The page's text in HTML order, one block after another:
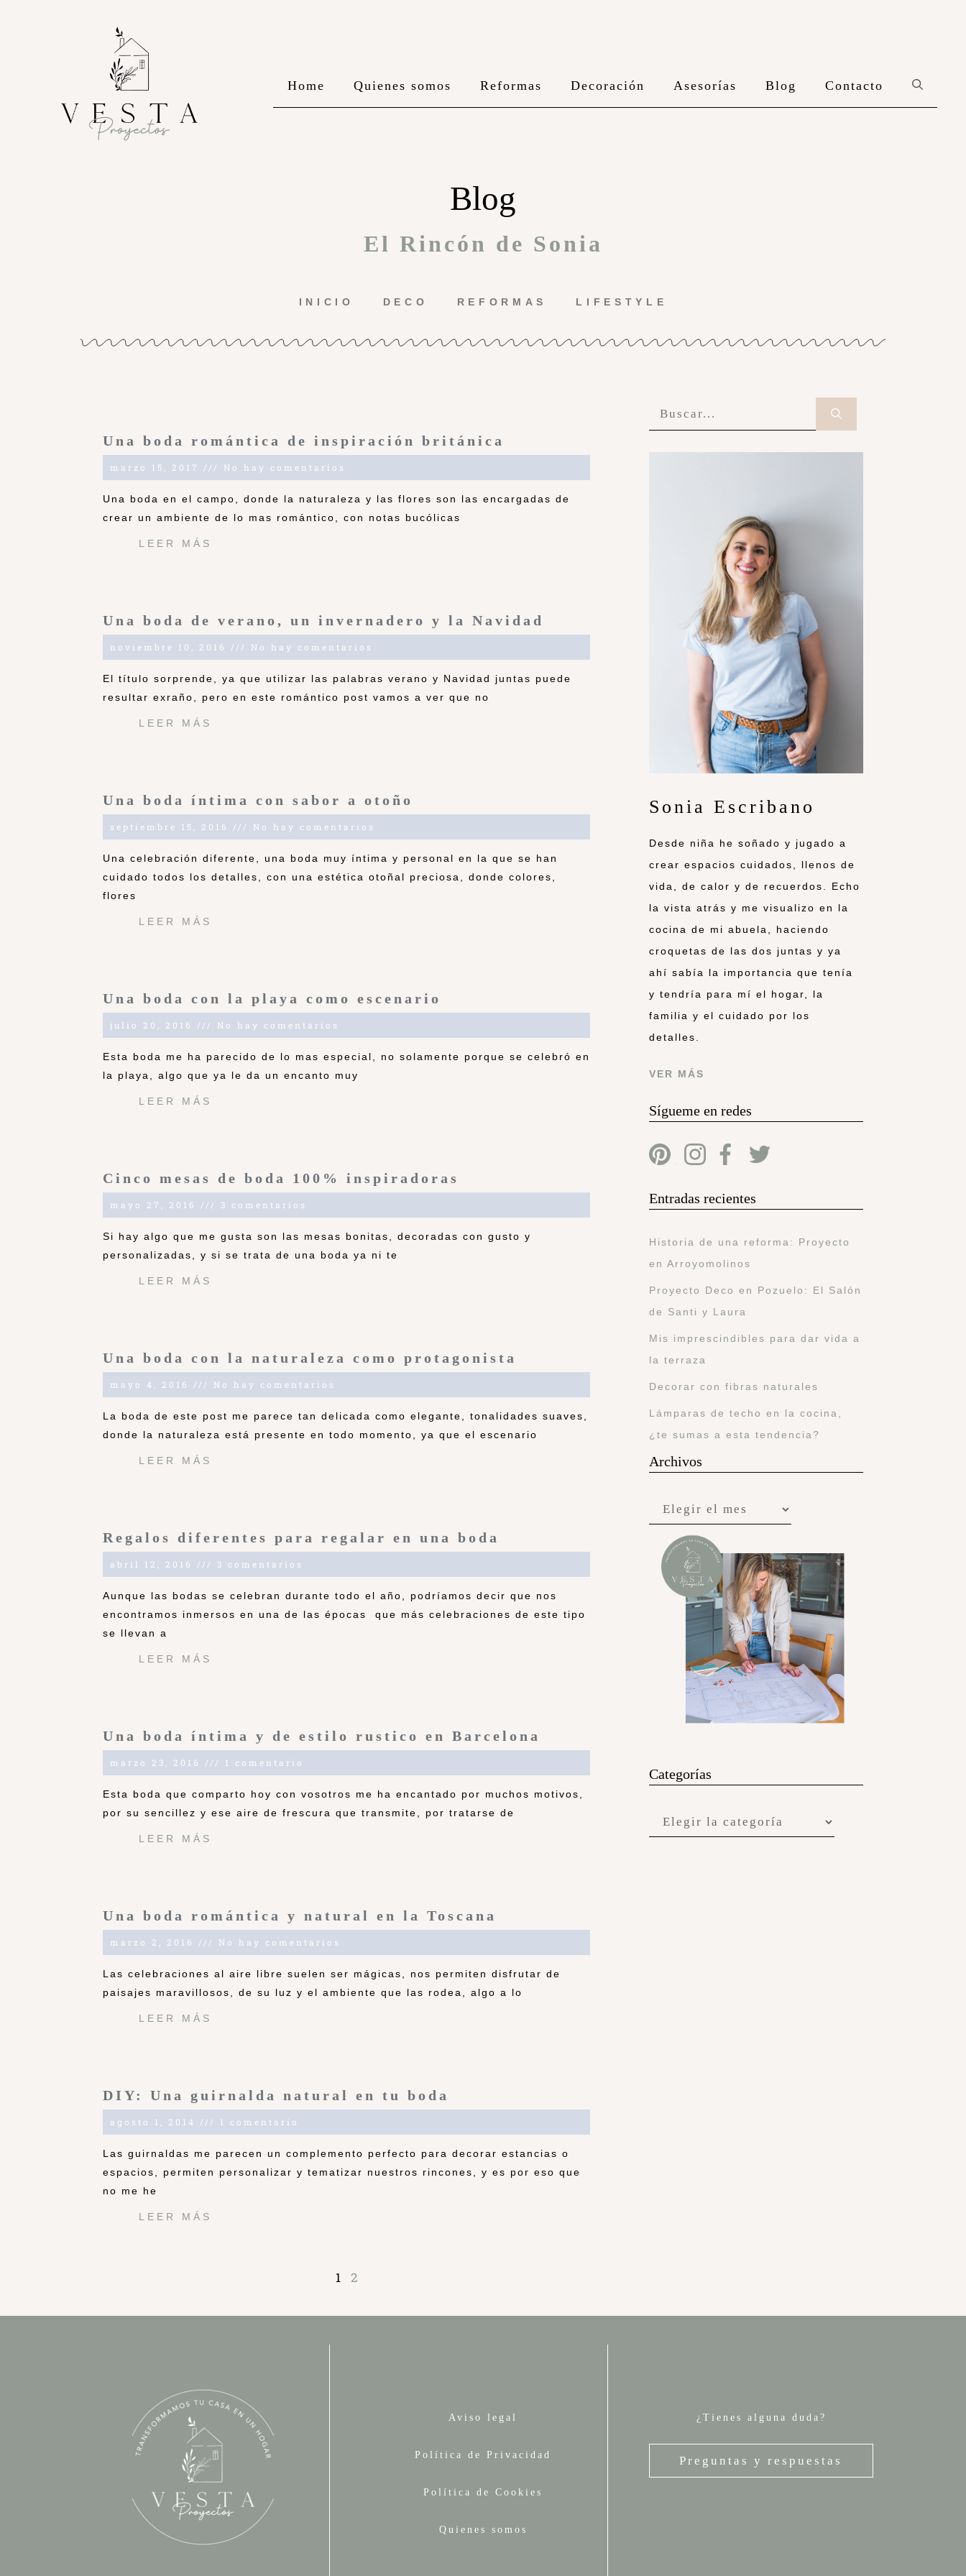
Home Quienes somos Reformas Decoración Asesorías Blog Contacto
Blog
El Rincón de Sonia
INICIO DECO REFORMAS LIFESTYLE
Una boda romántica de inspiración británica
marzo 15, 2017 No hay comentarios
Una boda en el campo, donde la naturaleza y las flores son las encargadas de
crear un ambiente de lo mas romántico, con notas bucólicas
LEER MÁS
Una boda de verano, un invernadero y la Navidad
noviembre 10, 2016 No hay comentarios
El título sorprende, ya que utilizar las palabras verano y Navidad juntas puede
resultar exraño, pero en este romántico post vamos a ver que no
LEER MÁS
Una boda íntima con sabor a otoño
septiembre 15, 2016 No hay comentarios
Una celebración diferente, una boda muy íntima y personal en la que se han
cuidado todos los detalles, con una estética otoñal preciosa, donde colores,
flores
LEER MÁS
Una boda con la playa como escenario
julio 20, 2016 No hay comentarios
Esta boda me ha parecido de lo mas especial, no solamente porque se celebró en
la playa, algo que ya le da un encanto muy
LEER MÁS
Cinco mesas de boda 100% inspiradoras
mayo 27, 2016 3 comentarios
Si hay algo que me gusta son las mesas bonitas, decoradas con gusto y
personalizadas, y si se trata de una boda ya ni te
LEER MÁS
Una boda con la naturaleza como protagonista
mayo 4, 2016 No hay comentarios
La boda de este post me parece tan delicada como elegante, tonalidades suaves,
donde la naturaleza está presente en todo momento, ya que el escenario
LEER MÁS
Regalos diferentes para regalar en una boda
abril 12, 2016 3 comentarios
Aunque las bodas se celebran durante todo el año, podríamos decir que nos
encontramos inmersos en una de las épocas que más celebraciones de este tipo
se llevan a
LEER MÁS
Una boda íntima y de estilo rustico en Barcelona
marzo 23, 2016 1 comentario
Esta boda que comparto hoy con vosotros me ha encantado por muchos motivos,
por su sencillez y ese aire de frescura que transmite, por tratarse de
LEER MÁS
Una boda romántica y natural en la Toscana
marzo 2, 2016 No hay comentarios
Las celebraciones al aire libre suelen ser mágicas, nos permiten disfrutar de
paisajes maravillosos, de su luz y el ambiente que las rodea, algo a lo
LEER MÁS
DIY: Una guirnalda natural en tu boda
agosto 1, 2014 1 comentario
Las guirnaldas me parecen un complemento perfecto para decorar estancias o
espacios, permiten personalizar y tematizar nuestros rincones, y es por eso que
no me he
LEER MÁS
1 2
Sonia Escribano
Desde niña he soñado y jugado a
crear espacios cuidados, llenos de
vida, de calor y de recuerdos. Echo
la vista atrás y me visualizo en la
cocina de mi abuela, haciendo
croquetas de las dos juntas y ya
ahí sabía la importancia que tenía
y tendría para mí el hogar, la
familia y el cuidado por los
detalles.
VER MÁS
Sígueme en redes
Entradas recientes
Historia de una reforma: Proyecto
en Arroyomolinos
Proyecto Deco en Pozuelo: El Salón
de Santi y Laura
Mis imprescindibles para dar vida a
la terraza
Decorar con fibras naturales
Lámparas de techo en la cocina,
¿te sumas a esta tendencia?
Archivos
Categorías
Aviso legal
Política de Privacidad
Política de Cookies
Quienes somos
¿Tienes alguna duda?
Preguntas y respuestas